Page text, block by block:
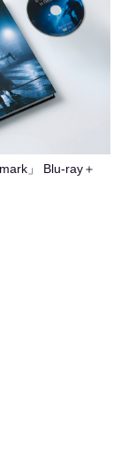
」 Blu-ray＋